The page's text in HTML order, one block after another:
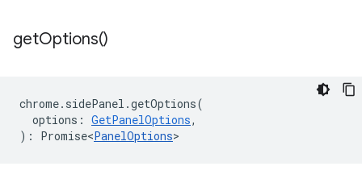
getOptions()
chrome. sidePanel .getOptions(
options : GetPanelOptions,
) : Promise<PanelOptions>